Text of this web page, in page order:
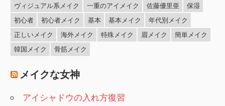
ヴィジュアル系メイク
一重のアイメイク 佐藤優里亜
保湿
初心者
初心者メイク 基本 基本メイク
年代別メイク
正しいメイク
海外メイク 特殊メイク 眉メイク
簡単メイク
韓国メイク
骨筋メイク
メイクな女神
アイシャドウの入れ方復習